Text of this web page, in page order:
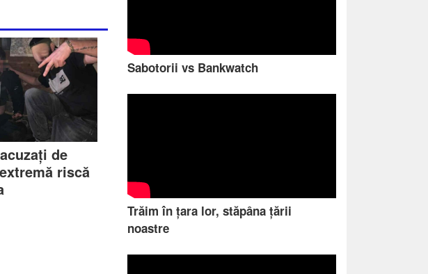
Sabotorii vs Bankwatch
Trăim în țara lor, stăpâna țării
noastre
de
riscă